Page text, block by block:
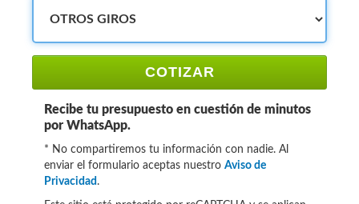
COTIZAR
Recibe tu presupuesto en cuestión de minutos
por WhatsApp.
* No compartiremos tu información con nadie. Al
enviar el formulario aceptas nuestro Aviso de
Privacidad .